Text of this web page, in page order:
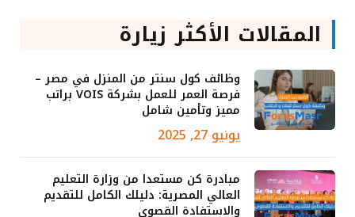
المقالات الأكثر زيارة
وظائف كول سنتر من المنزل في مصر –
فرصة العمر للعمل بشركة VOIS براتب
مميز وتأمين شامل
يونيو 27, 2025
مبادرة كن مستعدا من وزارة التعليم
العالي المصرية: دليلك الكامل للتقديم
والاستفادة القصوى